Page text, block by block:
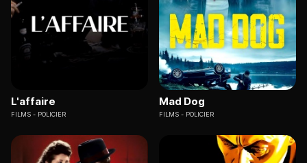
L'affaire
FILMS POLICIER
Mad Dog
FILMS POLICIER